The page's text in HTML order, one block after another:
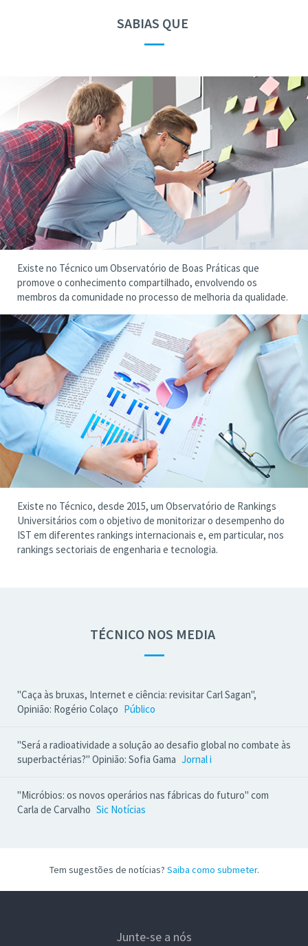
SABIAS QUE
—
Existe no Técnico um Observatório de Boas Práticas que
promove o conhecimento compartilhado, envolvendo os
membros da comunidade no processo de melhoria da qualidade.
Existe no Técnico, desde 2015, um Observatório de Rankings
Universitários com o objetivo de monitorizar o desempenho do
IST em diferentes rankings internacionais e, em particular, nos
rankings sectoriais de engenharia e tecnologia.
TÉCNICO NOS MEDIA
—
"Caça às bruxas, Internet e ciência: revisitar Carl Sagan",
Opinião: Rogério Colaço Público
"Será a radioatividade a solução ao desafio global no combate às
superbactérias?" Opinião: Sofia Gama Jornal i
"Micróbios: os novos operários nas fábricas do futuro" com
Carla de Carvalho Sic Notícias
Tem sugestões de notícias? Saiba como submeter.
Junte-se a nós